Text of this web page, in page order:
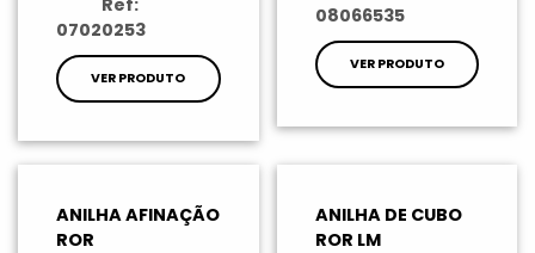
07020253
VER PRODUTO
08066535
VER PRODUTO
ANILHA AFINAÇÃO
ROR
ANILHA DE CUBO
ROR LM